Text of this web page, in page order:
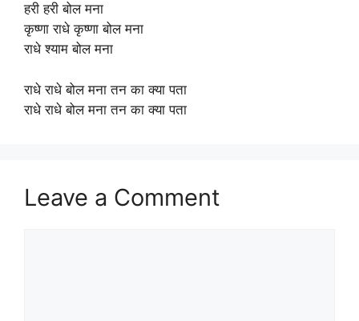
हरी हरी बोल मना
कृष्णा राधे कृष्णा बोल मना
राधे श्याम बोल मना
राधे राधे बोल मना तन का क्या पता
राधे राधे बोल मना तन का क्या पता
Leave a Comment